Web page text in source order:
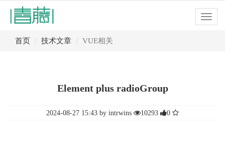
首页
技术文章 VUE相关
Element plus radioGroup
2024-08-27 15:43 by intrwins 10293 0